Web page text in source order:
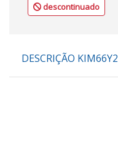
descontinuado
DESCRIÇÃO KIM66Y2